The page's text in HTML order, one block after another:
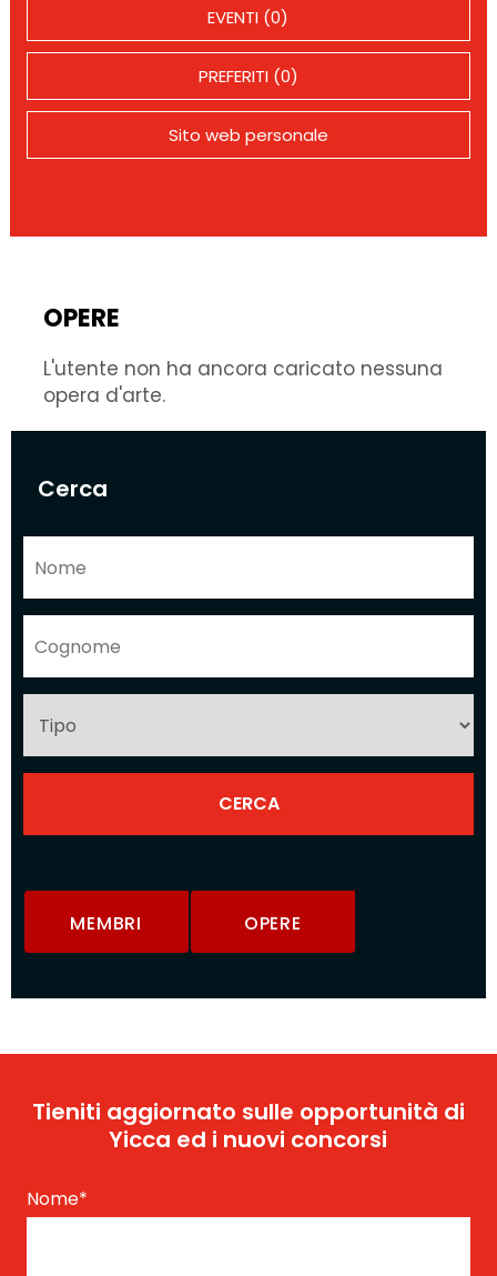
Cerca
MEMBRI OPERE
EVENTI (0)
PREFERITI (0)
Sito web personale
OPERE
L'utente non ha ancora caricato nessuna
opera d'arte.
Tieniti aggiornato sulle opportunità di
Yicca ed i nuovi concorsi
Nome*